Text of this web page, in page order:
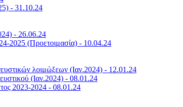
- 31.10.24
- 26.06.24
2025 (Προετοιμασία) - 10.04.24
λοιμώξεων (Ιαν.2024) - 12.01.24
(Ιαν.2024) - 08.01.24
2023-2024 - 08.01.24